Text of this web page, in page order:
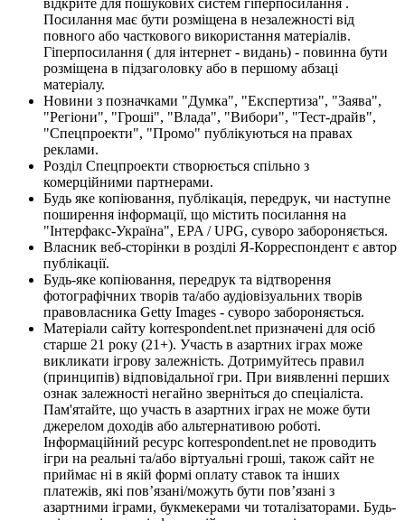
Посилання має бути розміщена в незалежності від
повного або часткового використання матеріалів.
Гіперпосилання ( для інтернет - видань) - повинна бути
розміщена в підзаголовку або в першому абзаці
матеріалу.
Новини з позначками "Думка", "Експертиза", "Заява",
"Регіони", "Гроші", "Влада", "Вибори", "Тест-драйв",
"Спецпроекти", "Промо" публікуються на правах
реклами.
Розділ Спецпроекти створюється спільно з
комерційними партнерами.
Будь яке копіювання, публікація, передрук, чи наступне
поширення інформації, що містить посилання на
"Інтерфакс-Україна", EPA / UPG, суворо забороняється.
Власник веб-сторінки в розділі Я-Корреспондент є автор
публікації.
Будь-яке копіювання, передрук та відтворення
фотографічних творів та/або аудіовізуальних творів
правовласника Getty Images - суворо забороняється.
Матеріали сайту korrespondent.net призначені для осіб
старше 21 року (21+). Участь в азартних іграх може
викликати ігрову залежність. Дотримуйтесь правил
(принципів) відповідальної гри. При виявленні перших
ознак залежності негайно зверніться до спеціаліста.
Пам'ятайте, що участь в азартних іграх не може бути
джерелом доходів або альтернативою роботі.
Інформаційний ресурс korrespondent.net не проводить
ігри на реальні та/або віртуальні гроші, також сайт не
приймає ні в якій формі оплату ставок та інших
платежів, які пов’язані/можуть бути пов’язані з
азартними іграми, букмекерами чи тоталізаторами. Будь-